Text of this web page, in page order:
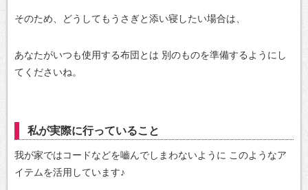
そのため、どうしてもうさぎと添い寝したい場合は、
あなたがいつも使用する布団とは 別のものを準備するようにし
てくださいね。
私が実際に行っていること
我が家ではコードなどを嚙んでしまわないように このようなア
イテムを活用しています♪